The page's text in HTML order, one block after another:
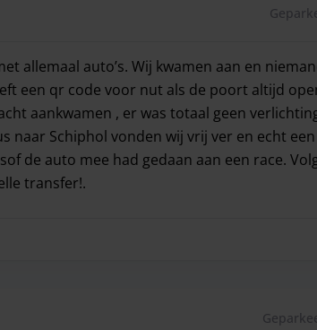
allemaal auto’s. Wij kwamen aan en
een qr code voor nut als de poort altijd
aankwamen , er was totaal geen
naar Schiphol vonden wij vrij ver en echt
de auto mee had gedaan aan een race.
transfer!.